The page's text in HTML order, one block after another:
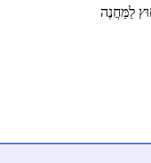
לַמַּחֲנֶה